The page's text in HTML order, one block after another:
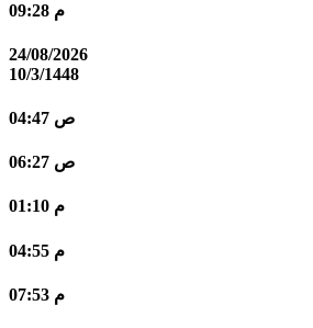
09:28 م
24/08/2026
10/3/1448
04:47 ص
06:27 ص
01:10 م
04:55 م
07:53 م